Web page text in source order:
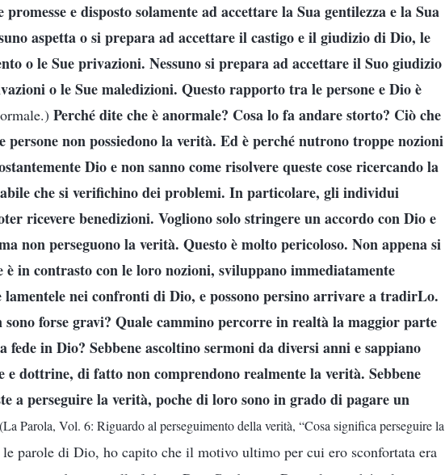
promesse e disposto solamente ad accettare la Sua gentilezza e la Sua
aspetta o si prepara ad accettare il castigo e il giudizio di Dio, le
o le Sue privazioni. Nessuno si prepara ad accettare il Suo giudizio
o le Sue maledizioni. Questo rapporto tra le persone e Dio è
Perché dite che è anormale? Cosa lo fa andare storto? Ciò che
persone non possiedono la verità. Ed è perché nutrono troppe nozioni
Dio e non sanno come risolvere queste cose ricercando la
che si verifichino dei problemi. In particolare, gli individui
ricevere benedizioni. Vogliono solo stringere un accordo con Dio e
non perseguono la verità. Questo è molto pericoloso. Non appena si
è in contrasto con le loro nozioni, sviluppano immediatamente
nei confronti di Dio, e possono persino arrivare a tradirLo.
sono forse gravi? Quale cammino percorre in realtà la maggior parte
fede in Dio? Sebbene ascoltino sermoni da diversi anni e sappiano
e dottrine, di fatto non comprendono realmente la verità. Sebbene
a perseguire la verità, poche di loro sono in grado di pagare un
(La Parola, Vol. 6: Riguardo al perseguimento della verità, “Cosa significa perseguire la
parole di Dio, ho capito che il motivo ultimo per cui ero sconfortata era